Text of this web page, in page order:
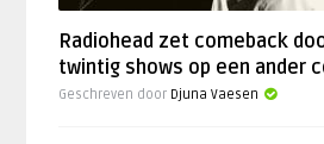
Radiohead zet comeback
twintig shows op een ander
Geschreven door Djuna Vaesen